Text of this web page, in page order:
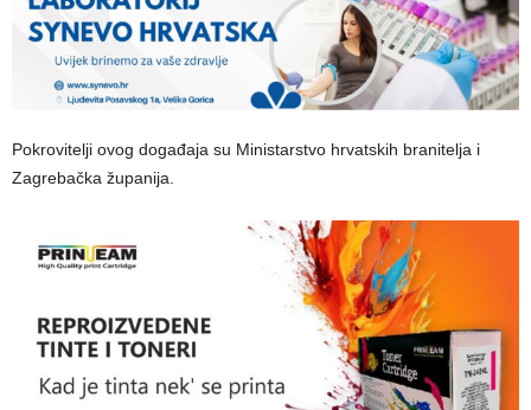
Pokrovitelji ovog događaja su Ministarstvo hrvatskih branitelja i
Zagrebačka županija.